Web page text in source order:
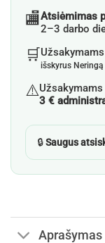
🏬Atsiėmimas
2–3 darbo
🛒
išskyrus Neringą
⚠️
3 €
🔒Saugus
Aprašymas